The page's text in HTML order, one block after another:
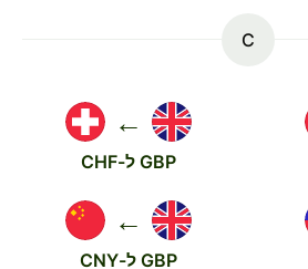
C
←
GBP ל-CHF
←
GBP ל-CNY